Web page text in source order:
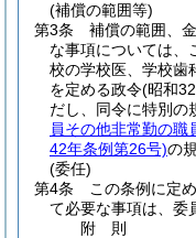
(補償の範囲等)
第3条
補償の範囲、
な事項については、
校の学校医、学校歯
を定める政令(昭和
だし、同令に特別の
員その他非常勤の職
42年条例第26号)の
(委任)
第4条
この条例に定
て必要な事項は、委
附 則